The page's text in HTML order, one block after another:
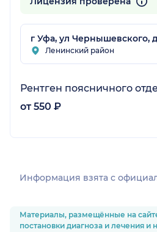
г Уфа, ул Чернышевского,
Ленинский район
Рентген поясничного
от 550 ₽
Информация взята c
Материалы, размещённые на
постановки диагноза и лечения